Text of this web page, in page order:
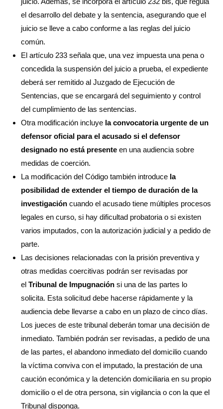
el desarrollo del debate y la sentencia, asegurando que el
juicio se lleve a cabo conforme a las reglas del juicio
común.
El artículo 233 señala que, una vez impuesta una pena o
concedida la suspensión del juicio a prueba, el expediente
deberá ser remitido al Juzgado de Ejecución de
Sentencias, que se encargará del seguimiento y control
del cumplimiento de las sentencias.
Otra modificación incluye la convocatoria urgente de un
defensor oficial para el acusado si el defensor
designado no está presente en una audiencia sobre
medidas de coerción.
La modificación del Código también introduce la
posibilidad de extender el tiempo de duración de la
investigación cuando el acusado tiene múltiples procesos
legales en curso, si hay dificultad probatoria o si existen
varios imputados, con la autorización judicial y a pedido de
parte.
Las decisiones relacionadas con la prisión preventiva y
otras medidas coercitivas podrán ser revisadas por
elTribunal de Impugnación si una de las partes lo
solicita. Esta solicitud debe hacerse rápidamente y la
audiencia debe llevarse a cabo en un plazo de cinco días.
Los jueces de este tribunal deberán tomar una decisión de
inmediato. También podrán ser revisadas, a pedido de una
de las partes, el abandono inmediato del domicilio cuando
la víctima conviva con el imputado, la prestación de una
caución económica y la detención domiciliaria en su propio
domicilio o el de otra persona, sin vigilancia o con la que el
Tribunal disponga.